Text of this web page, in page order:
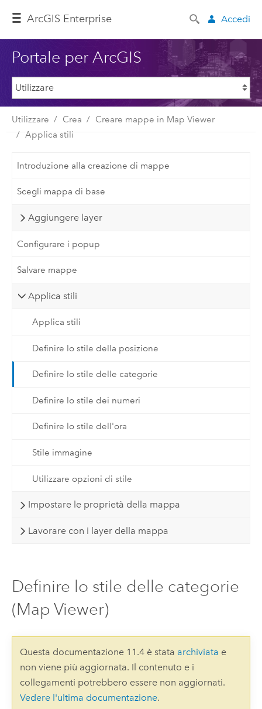
ArcGIS Enterprise Accedi
Portale per ArcGIS
Utilizzare Crea
Creare mappe in Map Viewer
Applica stili
Introduzione alla creazione di mappe
Scegli mappa di base
Aggiungere layer
Configurare i popup
Salvare mappe
Applica stili
Applica stili
Definire lo stile della posizione
Definire lo stile delle categorie
Definire lo stile dei numeri
Definire lo stile dell'ora
Stile immagine
Utilizzare opzioni di stile
Impostare le proprietà della mappa
Lavorare con i layer della mappa
Definire lo stile delle categorie
(Map Viewer)
Questa documentazione 11.4 è stata archiviata e
non viene più aggiornata. Il contenuto e i
collegamenti potrebbero essere non aggiornati.
Vedere l'ultima documentazione.